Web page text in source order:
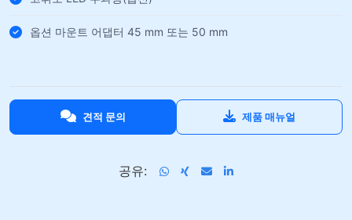
옵션 마운트 어댑터 45 mm 또는 50 mm
견적 문의 제품 매뉴얼
공유: